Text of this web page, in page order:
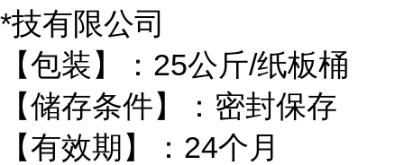
*技有限公司
【包装】：25公斤/纸板桶
【储存条件】：密封保存
【有效期】：24个月